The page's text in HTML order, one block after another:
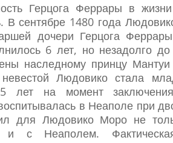
Герцога Феррары в
В сентябре 1480 года
дочери Герцога
6 лет, но незадолго до
наследному принцу Мантуи
невестой Людовико стала
лет на момент
в Неаполе при
для Людовико Моро не
с Неаполем.